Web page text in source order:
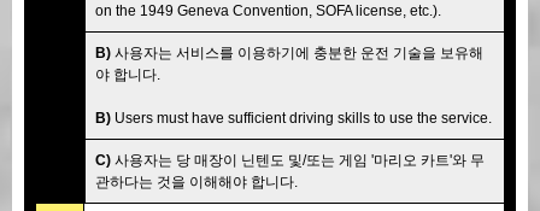
on the 1949 Geneva Convention, SOFA license, etc.).
B) 사용자는 서비스를 이용하기에 충분한 운전 기술을 보유해
야 합니다.
B) Users must have sufficient driving skills to use the service.
C) 사용자는 당 매장이 닌텐도 및/또는 게임 '마리오 카트'와 무
관하다는 것을 이해해야 합니다.